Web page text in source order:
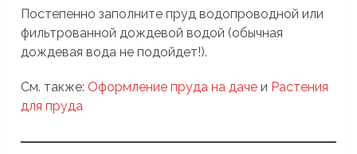
Постепенно заполните пруд водопроводной или
фильтрованной дождевой водой (обычная
дождевая вода не подойдет!).
См. также: Оформление пруда на даче и Растения
для пруда